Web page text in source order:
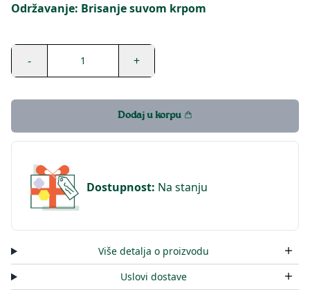
Održavanje: Brisanje suvom krpom
- 1 +
Dodaj u korpu
Dostupnost: Na stanju
Više detalja o proizvodu
Uslovi dostave